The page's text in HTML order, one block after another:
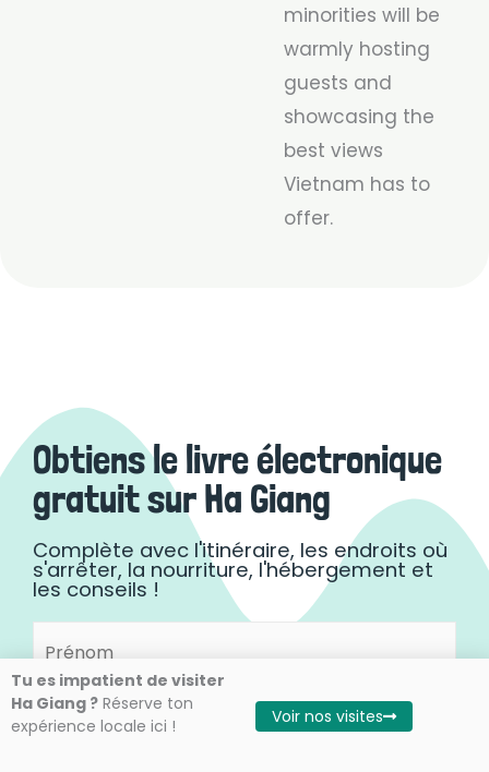
minorities will be
warmly hosting
guests and
showcasing the
best views
Vietnam has to
offer.
Obtiens le livre électronique
gratuit sur Ha Giang
Complète avec l'itinéraire, les endroits où
s'arrêter, la nourriture, l'hébergement et
les conseils !
(Nécessaire)
Prénom
E-
Tu es impatient de visiter
Ha Giang ? Réserve ton
expérience locale ici !
Voir nos visites